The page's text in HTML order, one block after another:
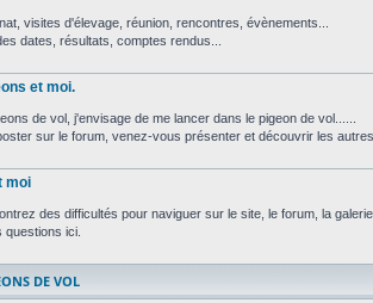
visites d'élevage, réunion, rencontres, évènements...
dates, résultats, comptes rendus...
et moi.
de vol, j'envisage de me lancer dans le pigeon de vol......
sur le forum, venez-vous présenter et découvrir les
moi
des difficultés pour naviguer sur le site, le forum, la
questions ici.
DE VOL